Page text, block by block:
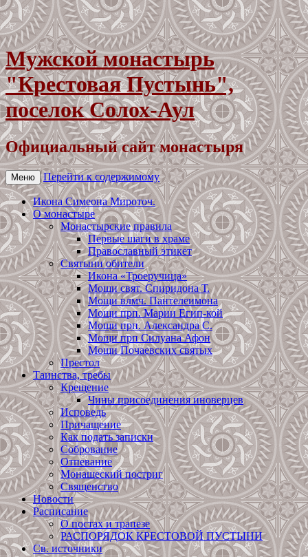
Мужской монастырь
"Крестовая Пустынь",
поселок Солох-Аул
Официальный сайт монастыря
Меню Перейти к содержимому
Икона Симеона Мироточ.
О монастыре
Монастырские правила
Первые шаги в храме
Православный этикет
Святыни обители
Икона «Троеручица»
Мощи свят. Спиридона Т.
Мощи влмч. Пантелеимона
Мощи прп. Марии Егип-кой
Мощи прп. Александра С.
Мощи прп Силуана Афон
Мощи Почаевских святых
Престол
Таинства, требы
Крещение
Чины присоединения иноверцев
Исповедь
Причащение
Как подать записки
Собрование
Отпевание
Монашеский постриг
Священство
Новости
Расписание
О постах и трапезе
РАСПОРЯДОК КРЕСТОВОЙ ПУСТЫНИ
Св. источники